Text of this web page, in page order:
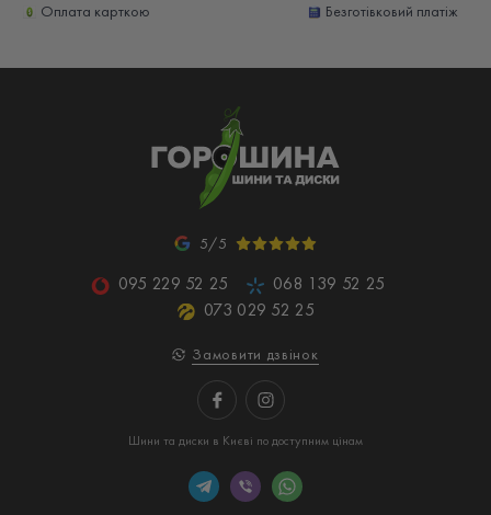
Оплата карткою
Безготівковий платіж
5/5
095 229 52 25
068 139 52 25
073 029 52 25
Замовити дзвінок
Шини та диски в Києві по доступним цінам